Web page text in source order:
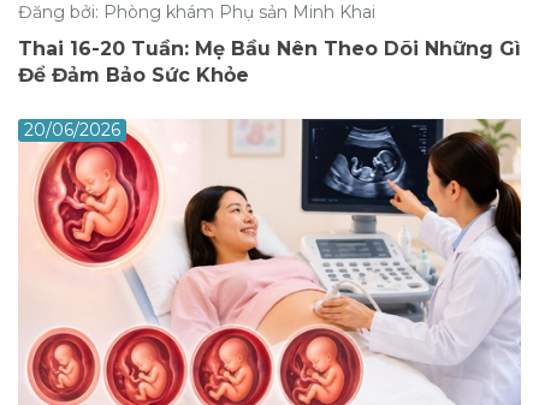
Đăng bởi: Phòng khám Phụ sản Minh Khai
Thai 16-20 Tuần: Mẹ Bầu Nên Theo Dõi Những Gì
Để Đảm Bảo Sức Khỏe
20/06/2026